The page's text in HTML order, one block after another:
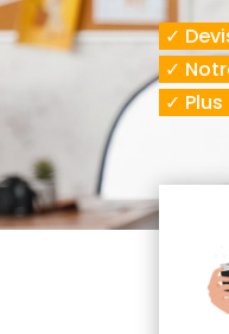
✓
✓
✓